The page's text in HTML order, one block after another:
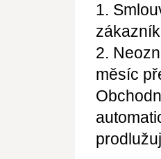
1.
2.
měsíc